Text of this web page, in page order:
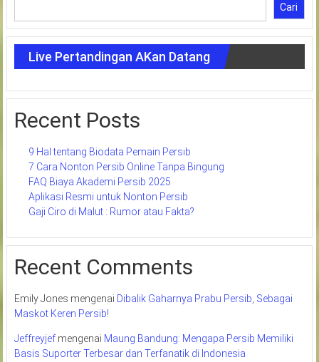
Cari
Live Pertandingan AKan Datang
Recent Posts
9 Hal tentang Biodata Pemain Persib
7 Cara Nonton Persib Online Tanpa Bingung
FAQ Biaya Akademi Persib 2025
Aplikasi Resmi untuk Nonton Persib
Gaji Ciro di Malut : Rumor atau Fakta?
Recent Comments
Emily Jones mengenai Dibalik Gaharnya Prabu Persib, Sebagai
Maskot Keren Persib!
Jeffreyjefmengenai Maung Bandung: Mengapa Persib Memiliki
Basis Suporter Terbesar dan Terfanatik di Indonesia